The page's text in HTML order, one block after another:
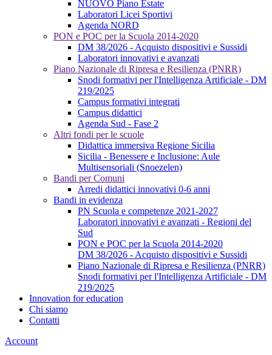
NUOVO Piano Estate
Laboratori Licei Sportivi
Agenda NORD
PON e POC per la Scuola 2014-2020
DM 38/2026 - Acquisto dispositivi e Sussidi
Laboratori innovativi e avanzati
Piano Nazionale di Ripresa e Resilienza (PNRR)
Snodi formativi per l'Intelligenza Artificiale - DM
219/2025
Campus formativi integrati
Campus didattici
Agenda Sud - Fase 2
Altri fondi per le scuole
Didattica immersiva Regione Sicilia
Sicilia - Benessere e Inclusione: Aule
Multisensoriali (Snoezelen)
Bandi per Comuni
Arredi didattici innovativi 0-6 anni
Bandi in evidenza
PN Scuola e competenze 2021-2027
Laboratori innovativi e avanzati - Regioni del
Sud
PON e POC per la Scuola 2014-2020
DM 38/2026 - Acquisto dispositivi e Sussidi
Piano Nazionale di Ripresa e Resilienza (PNRR)
Snodi formativi per l'Intelligenza Artificiale - DM
219/2025
Innovation for education
Chi siamo
Contatti
Account